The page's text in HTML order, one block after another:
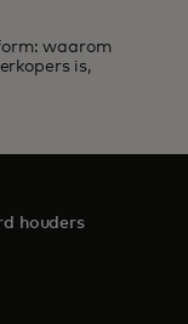
waarom
is,
houders